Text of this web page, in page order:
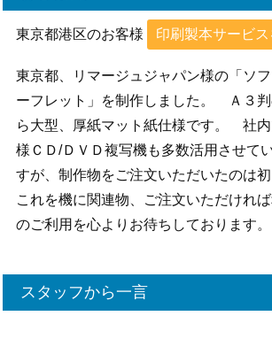
東京都港区のお客様 印刷製本サービス
東京都、リマージュジャパン様の「ソ
ーフレット」を制作しました。 Ａ３
ら大型、厚紙マット紙仕様です。 社内
様ＣＤ/ＤＶＤ複写機も多数活用させて
すが、制作物をご注文いただいたのは
これを機に関連物、ご注文いただけれ
のご利用を心よりお待ちしております。
スタッフから一言